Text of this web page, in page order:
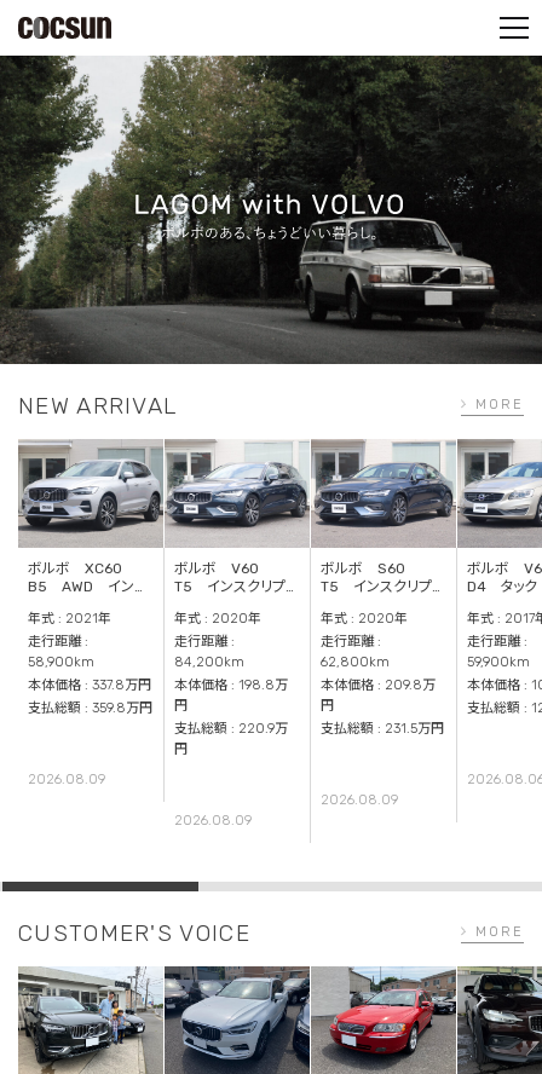
CONTACT
NEW ARRIVAL MORE
ボルボ XC60
B5 AWD インス
年式 : 2021年
走行距離 :
58,900km
本体価格 : 337.8万円
支払総額 : 359.8万円
2026.08.09
ボルボ V60
T5 インスクリプシ
年式 : 2020年
走行距離 :
84,200km
本体価格 : 198.8万
円
支払総額 : 220.9万
円
2026.08.09
ボルボ S60
T5 インスクリプシ
年式 : 2020年
走行距離 :
62,800km
本体価格 : 209.8万
円
支払総額 : 231.5万円
2026.08.09
ボルボ
D4 タック
年式 : 2017
走行距離 :
59,900km
本体価格 :
支払総額 :
CUSTOMER'S VOICE MORE